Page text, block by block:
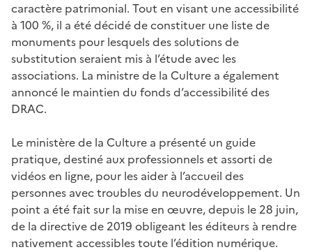
caractère patrimonial. Tout en visant une accessibilité
à 100 %, il a été décidé de constituer une liste de
monuments pour lesquels des solutions de
substitution seraient mis à l’étude avec les
associations. La ministre de la Culture a également
annoncé le maintien du fonds d’accessibilité des
DRAC.
Le ministère de la Culture a présenté un guide
pratique, destiné aux professionnels et assorti de
vidéos en ligne, pour les aider à l’accueil des
personnes avec troubles du neurodéveloppement. Un
point a été fait sur la mise en œuvre, depuis le 28 juin,
de la directive de 2019 obligeant les éditeurs à rendre
nativement accessibles toute l’édition numérique.